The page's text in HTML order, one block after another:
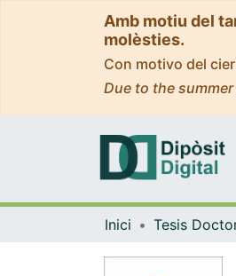
Amb motiu del
molèsties.
Con motivo del
Due to the
Inici Tesis